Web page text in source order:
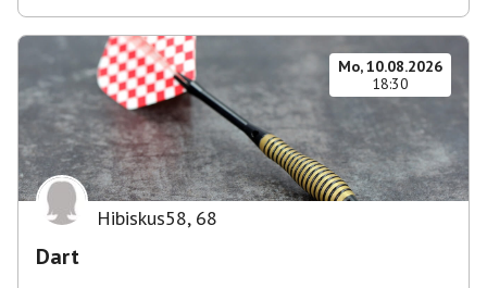
Mo, 10.08.2026
18:30
Hibiskus58, 68
Dart